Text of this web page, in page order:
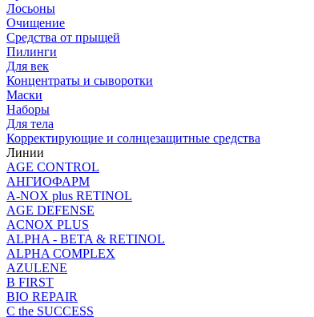
Лосьоны
Очищение
Средства от прыщей
Пилинги
Для век
Концентраты и сыворотки
Маски
Наборы
Для тела
Корректирующие и солнцезащитные средства
Линии
AGE CONTROL
АНГИОФАРМ
A-NOX plus RETINOL
AGE DEFENSE
ACNOX PLUS
ALPHA - BETA & RETINOL
ALPHA COMPLEX
AZULENE
B FIRST
BIO REPAIR
C the SUCCESS